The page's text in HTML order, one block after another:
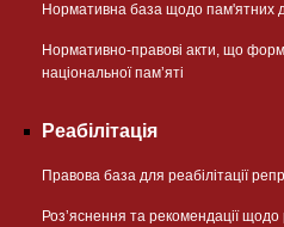
Нормативна база щодо пам'ятних
Нормативно-правові акти, що
національної памʼяті
Реабілітація
Правова база для реабілітації
Розʼяснення та рекомендації щодо